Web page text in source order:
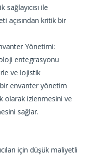
ile
açısından kritik bir
Yönetimi:
entegrasyonu
ve lojistik
bir envanter yönetim
olarak izlenmesini ve
sağlar.
için düşük maliyetli